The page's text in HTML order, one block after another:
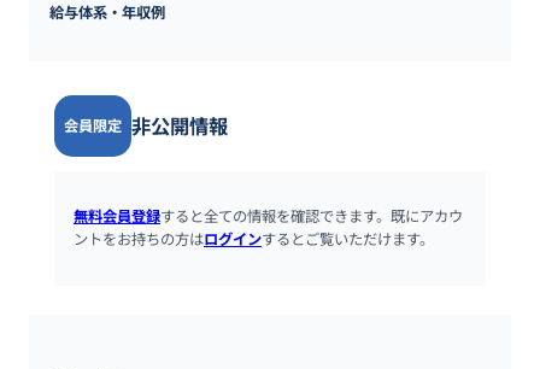
給与体系・年収例
会員限定 非公開情報
無料会員登録すると全ての情報を確認できます。既にアカウ
ントをお持ちの方はログインするとご覧いただけます。